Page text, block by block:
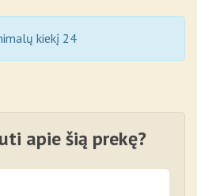
kiekį 24
apie šią prekę?